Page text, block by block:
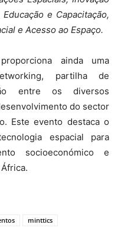
e Capacitação,
e Acesso ao Espaço.
ainda uma
partilha de
entre os diversos
do sector
Este evento destaca o
espacial para
socioeconómico e
minttics